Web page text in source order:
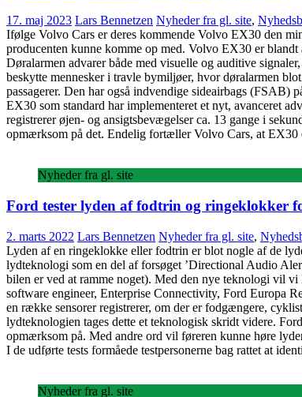
17. maj 2023 Lars Bennetzen Nyheder fra gl. site,
Ifølge Volvo Cars er deres kommende Volvo EX30 den
producenten kunne komme op med. Volvo EX30 er
Døralarmen advarer både med visuelle og auditive
beskytte mennesker i travle bymiljøer, hvor døralarmen
passagerer. Den har også indvendige sideairbags
EX30 som standard har implementeret et nyt, avanceret
registrerer øjen- og ansigtsbevægelser ca. 13 gange i
opmærksom på det. Endelig fortæller Volvo Cars, at EX30
Nyheder fra gl. site
Ford tester lyden af fodtrin og ringeklokker
2. marts 2022 Lars Bennetzen Nyheder fra gl. site,
Lyden af en ringeklokke eller fodtrin er blot nogle af de
lydteknologi som en del af forsøget ’Directional Audio
bilen er ved at ramme noget). Med den nye teknologi vil
software engineer, Enterprise Connectivity, Ford Europa
en række sensorer registrerer, om der er fodgængere,
lydteknologien tages dette et teknologisk skridt videre.
opmærksom på. Med andre ord vil føreren kunne høre
I de udførte tests formåede testpersonerne bag rattet at
Nyheder fra gl. site